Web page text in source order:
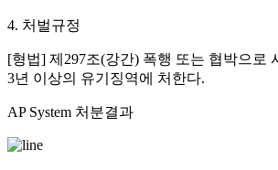
4. 처벌규정
[형법] 제297조(강간) 폭행 또는 협박으로
3년 이상의 유기징역에 처한다.
AP System 처분결과